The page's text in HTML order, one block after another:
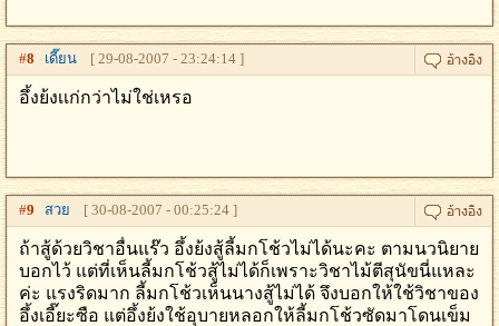
#8 เดี๊ยน [ 29-08-2007 - 23:24:14 ]
อึ้งย้งเเก่กว่าไม่ใช่เหรอ
#9 สวย [ 30-08-2007 - 00:25:24 ]
ถ้าสู้ด้วยวิชาอื่นแร๊ว อึ้งย้งสู้ลี้มกโช้วไม่ได้นะคะ ตามนวนิยาย
บอกไว้ แต่ที่เห็นลี้มกโช้วสู้ไม่ได้ก็เพราะวิชาไม้ตีสุนัขนี่แหละ
ค่ะ แรงริดมาก ลี้มกโช้วเห็นนางสู้ไม่ได้ จึงบอกให้ใช้วิชาของ
อึ้งเอี๊ยะซือ แต่อึ้งย้งใช้อุบายหลอกให้ลี้มกโช้วซัดมาโดนเข็ม